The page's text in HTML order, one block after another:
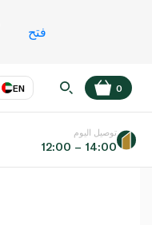
فتح
EN
عر
0
توصيل اليوم
12:00 – 14:00